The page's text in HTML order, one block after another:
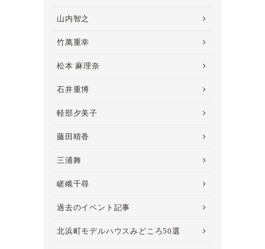
山内智之
竹萬重幸
松本 麻理奈
石井重博
軽部夕美子
藤田晴香
三浦舞
嵯峨千尋
過去のイベント記事
北浜町モデルハウスみどころ50選